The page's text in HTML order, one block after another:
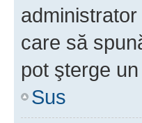
care să
pot şterge
Sus